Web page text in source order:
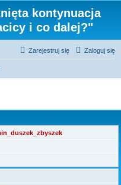
kontynuacja
i co dalej?"
Zaloguj się
Zarejestruj się